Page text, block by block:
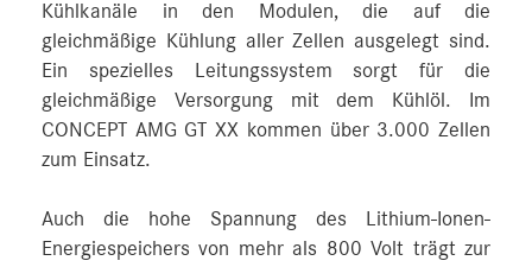
Kühlkanäle in den Modulen, die auf die
gleichmäßige Kühlung aller Zellen ausgelegt sind.
Ein spezielles Leitungssystem sorgt für die
gleichmäßige Versorgung mit dem Kühlöl. Im
CONCEPT AMG GT XX kommen über 3.000 Zellen
zum Einsatz.
Auch die hohe Spannung des Lithium-Ionen-
Energiespeichers von mehr als 800 Volt trägt zur